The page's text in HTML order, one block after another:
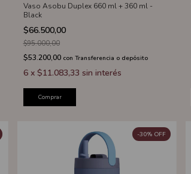
Vaso Asobu Duplex 660 ml + 360 ml -
Black
$66.500,00
$95.000,00
$53.200,00 con Transferencia o depósito
6 x $11.083,33 sin interés
Comprar
-30% OFF